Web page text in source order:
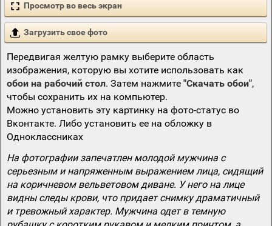
Просмотр во весь экран
Загрузить свое фото
Передвигая желтую рамку выберите область
изображения, которую вы хотите использовать как
обои на рабочий стол. Затем нажмите "Скачать обои",
чтобы сохранить их на компьютер.
Можно установить эту картинку на фото-статус во
Вконтакте. Либо установить ее на обложку в
Одноклассниках
На фотографии запечатлен молодой мужчина с
серьезным и напряженным выражением лица, сидящий
на коричневом вельветовом диване. У него на лице
видны следы крови, что придает снимку драматичный
и тревожный характер. Мужчина одет в темную